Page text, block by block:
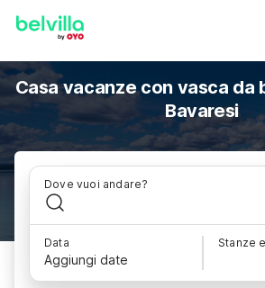
Casa vacanze con vasca da
Bavaresi
Dove vuoi andare?
Data
Aggiungi date
Stanze